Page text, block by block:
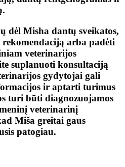
dėl Misha dantų sveikatos,
arba padėti
veterinarijos
suplanuoti konsultaciją
gydytojai gali
ir aptarti turimus
turi būti diagnozuojamos
veterinarinį
Miša greitai gaus
patogiau.